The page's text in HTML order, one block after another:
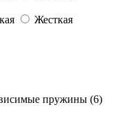
Жесткая
пружины (6)